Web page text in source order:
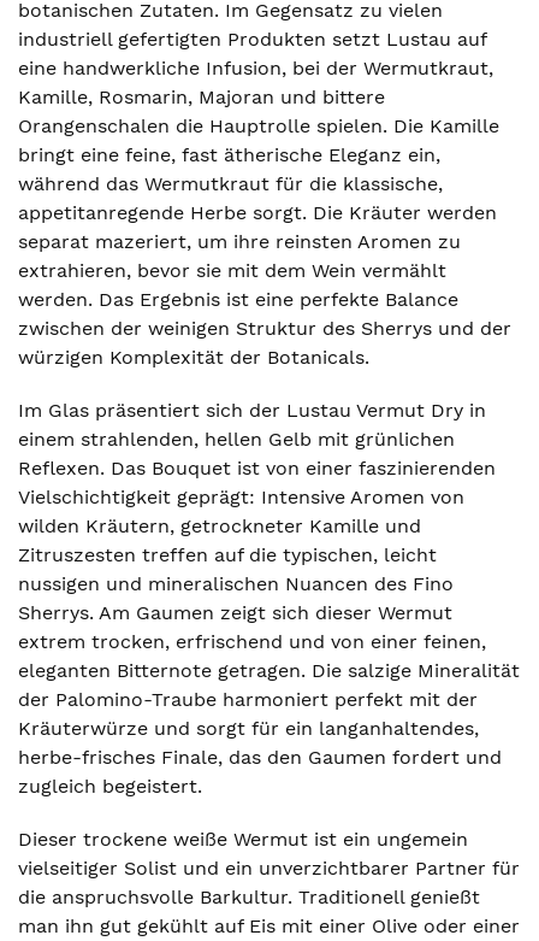
botanischen Zutaten. Im Gegensatz zu vielen
industriell gefertigten Produkten setzt Lustau auf
eine handwerkliche Infusion, bei der Wermutkraut,
Kamille, Rosmarin, Majoran und bittere
Orangenschalen die Hauptrolle spielen. Die Kamille
bringt eine feine, fast ätherische Eleganz ein,
während das Wermutkraut für die klassische,
appetitanregende Herbe sorgt. Die Kräuter werden
separat mazeriert, um ihre reinsten Aromen zu
extrahieren, bevor sie mit dem Wein vermählt
werden. Das Ergebnis ist eine perfekte Balance
zwischen der weinigen Struktur des Sherrys und der
würzigen Komplexität der Botanicals.
Im Glas präsentiert sich der Lustau Vermut Dry in
einem strahlenden, hellen Gelb mit grünlichen
Reflexen. Das Bouquet ist von einer faszinierenden
Vielschichtigkeit geprägt: Intensive Aromen von
wilden Kräutern, getrockneter Kamille und
Zitruszesten treffen auf die typischen, leicht
nussigen und mineralischen Nuancen des Fino
Sherrys. Am Gaumen zeigt sich dieser Wermut
extrem trocken, erfrischend und von einer feinen,
eleganten Bitternote getragen. Die salzige Mineralität
der Palomino-Traube harmoniert perfekt mit der
Kräuterwürze und sorgt für ein langanhaltendes,
herbe-frisches Finale, das den Gaumen fordert und
zugleich begeistert.
Dieser trockene weiße Wermut ist ein ungemein
vielseitiger Solist und ein unverzichtbarer Partner für
die anspruchsvolle Barkultur. Traditionell genießt
man ihn gut gekühlt auf Eis mit einer Olive oder einer